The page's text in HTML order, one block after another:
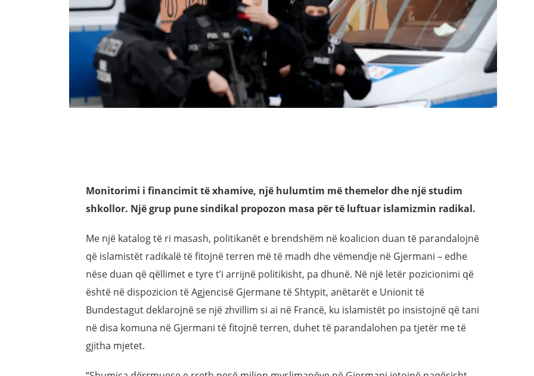
Monitorimi i financimit të xhamive, një hulumtim më themelor dhe një studim
shkollor. Një grup pune sindikal propozon masa për të luftuar islamizmin radikal.
Me një katalog të ri masash, politikanët e brendshëm në koalicion duan të parandalojnë
që islamistët radikalë të fitojnë terren më të madh dhe vëmendje në Gjermani – edhe
nëse duan që qëllimet e tyre t’i arrijnë politikisht, pa dhunë. Në një letër pozicionimi që
është në dispozicion të Agjencisë Gjermane të Shtypit, anëtarët e Unionit të
Bundestagut deklarojnë se një zhvillim si ai në Francë, ku islamistët po insistojnë që tani
në disa komuna në Gjermani të fitojnë terren, duhet të parandalohen pa tjetër me të
gjitha mjetet.